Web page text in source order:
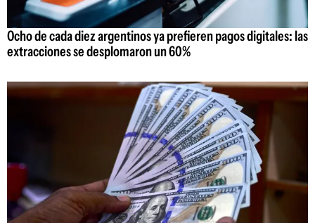
Ocho de cada diez argentinos ya prefieren pagos digitales: las
extracciones se desplomaron un 60%